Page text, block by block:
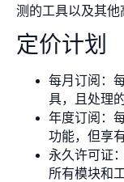
测的工具以及其他
定价计划
每月订阅：
具，且处理
年度订阅：
功能，但享
永久许可证
所有模块和